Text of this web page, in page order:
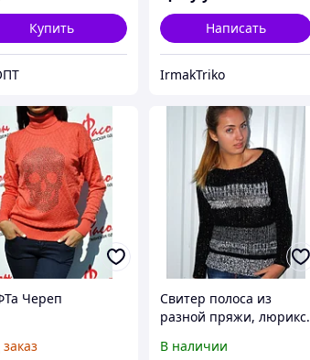
Купить Написать
IrmakTriko
Череп Свитер полоса из
разной пряжи, люрикс.
В наличии